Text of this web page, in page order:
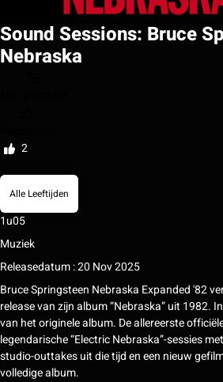
Sound Sessions: Bruce
Nebraska
2
Alle Leeftijden
1u05
Muziek
Releasedatum : 20 Nov 2025
Bruce Springsteen Nebraska Expanded '82
release van zijn album “Nebraska” uit 1982.
van het originele album. De allereerste
legendarische “Electric Nebraska”-sessies
studio-outtakes uit die tijd en een nieuw
volledige album.